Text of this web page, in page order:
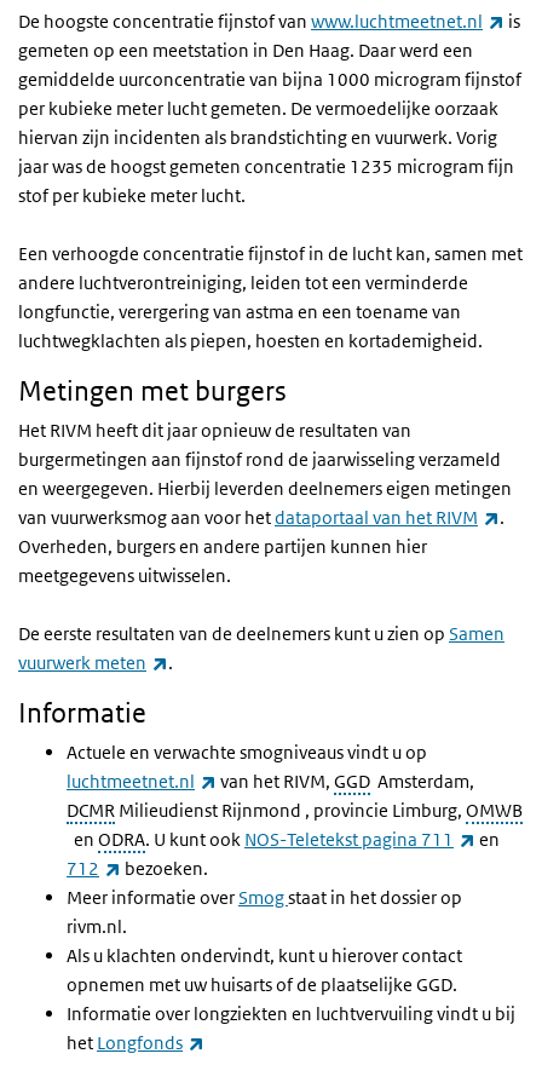
De hoogste concentratie fijnstof van www.luchtmeetnet.nl
is
gemeten op een meetstation in Den Haag. Daar werd een
gemiddelde uurconcentratie van bijna 1000 microgram fijnstof
per kubieke meter lucht gemeten. De vermoedelijke oorzaak
hiervan zijn incidenten als brandstichting en vuurwerk. Vorig
jaar was de hoogst gemeten concentratie 1235 microgram fijn
stof per kubieke meter lucht.
Een verhoogde concentratie fijnstof in de lucht kan, samen met
andere luchtverontreiniging, leiden tot een verminderde
longfunctie, verergering van astma en een toename van
luchtwegklachten als piepen, hoesten en kortademigheid.
Metingen met burgers
Het RIVM heeft dit jaar opnieuw de resultaten van
burgermetingen aan fijnstof rond de jaarwisseling verzameld
en weergegeven. Hierbij leverden deelnemers eigen metingen
van vuurwerksmog aan voor hetdataportaal van het RIVM
.
Overheden, burgers en andere partijen kunnen hier
meetgegevens uitwisselen.
De eerste resultaten van de deelnemers kunt u zien op Samen
vuurwerk meten
(externe link)
.
Informatie
Actuele en verwachte smogniveaus vindt u op
luchtmeetnet.nl
(externe link)
van het RIVM,GGD Amsterdam,
DCMR Milieudienst Rijnmond , provincie Limburg, OMWB
en ODRA. U kunt ook NOS-Teletekst pagina 711
en
712
(externe link)
bezoeken.
Meer informatie overSmogstaat in het dossier op
rivm.nl.
Als u klachten ondervindt, kunt u hierover contact
opnemen met uw huisarts of de plaatselijke GGD.
Informatie over longziekten en luchtvervuiling vindt u bij
het Longfonds